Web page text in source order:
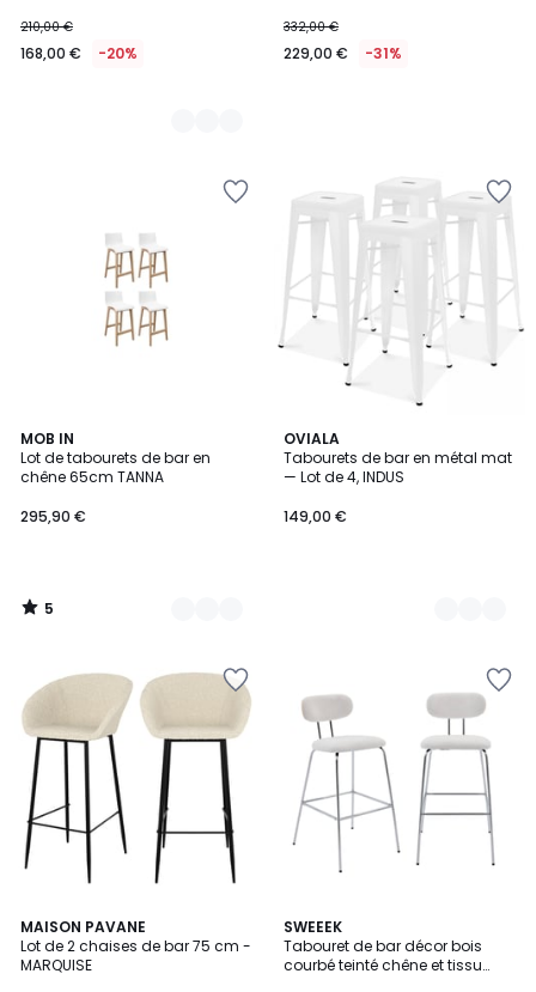
210,00 €
168,00 € -20%
332,00 €
229,00 € -31%
MOB IN
Lot de tabourets de bar en
chêne 65cm TANNA
295,90 €
5
/
5
2
Couleurs
5
/
OVIALA
Tabourets de bar en métal mat
— Lot de 4, INDUS
149,00 €
4
Couleurs
MAISON PAVANE
Lot de 2 chaises de bar 75 cm -
MARQUISE
SWEEEK
Tabouret de bar décor bois
courbé teinté chêne et tissu